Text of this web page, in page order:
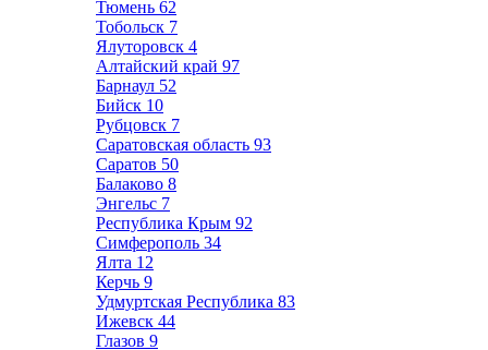
Тюмень 62
Тобольск 7
Ялуторовск 4
Алтайский край 97
Барнаул 52
Бийск 10
Рубцовск 7
Саратовская область 93
Саратов 50
Балаково 8
Энгельс 7
Республика Крым 92
Симферополь 34
Ялта 12
Керчь 9
Удмуртская Республика 83
Ижевск 44
Глазов 9